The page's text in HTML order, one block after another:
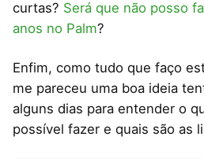
curtas? Será que não posso
anos no Palm?
Enfim, como tudo que faço
me pareceu uma boa ideia
alguns dias para entender o
possível fazer e quais são as